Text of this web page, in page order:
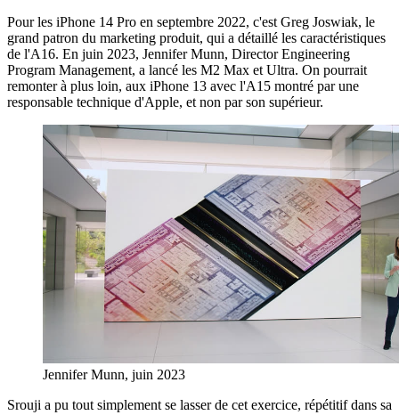
Pour les iPhone 14 Pro en septembre 2022, c'est Greg Joswiak, le
grand patron du marketing produit, qui a détaillé les caractéristiques
de l'A16. En juin 2023, Jennifer Munn, Director Engineering
Program Management, a lancé les M2 Max et Ultra. On pourrait
remonter à plus loin, aux iPhone 13 avec l'A15 montré par une
responsable technique d'Apple, et non par son supérieur.
Jennifer Munn, juin 2023
Srouji a pu tout simplement se lasser de cet exercice, répétitif dans sa